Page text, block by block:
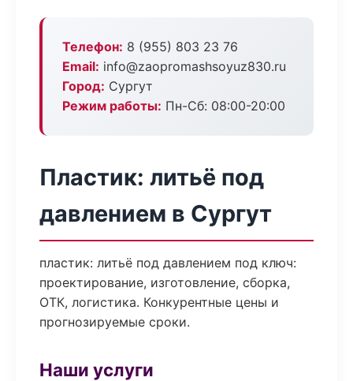
Телефон: 8 (955) 803 23 76
Email: info@zaopromashsoyuz830.ru
Город: Сургут
Режим работы: Пн-Сб: 08:00-20:00
Пластик: литьё под
давлением в Сургут
пластик: литьё под давлением под ключ:
проектирование, изготовление, сборка,
ОТК, логистика. Конкурентные цены и
прогнозируемые сроки.
Наши услуги